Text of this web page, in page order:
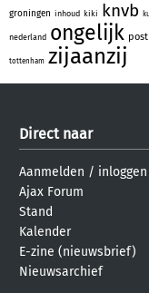
groningen inhoud kiki knvb
nederland ongelijk post
tottenham zijaanzij
Direct naar
Aanmelden / inloggen
Ajax Forum
Stand
Kalender
E-zine (nieuwsbrief)
Nieuwsarchief